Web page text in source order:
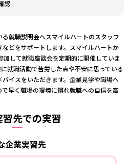
認
就職説明会へスマイルハートのスタッフ
どをサポートします。スマイルハートか
加して就職座談会を定期的に開催していま
就職活動で苦労した点や不安に思っている
イスをいただきます。企業見学や職場へ
早く職場の環境に慣れ就職への自信を高
先での実習
企業実習先